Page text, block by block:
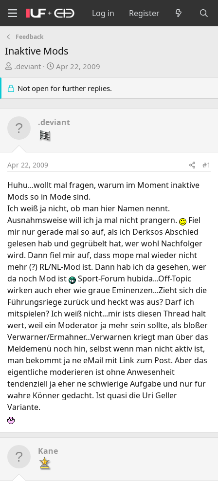
Log in Register
Feedback
Inaktive Mods
T
r
e
a
r
t
e
r
.deviant
S
a
r
d
e
Apr 22, 2009
Not open for further replies.
.deviant
Apr 22, 2009 #1
Huhu...wollt mal fragen, warum im Moment inaktive
Mods so in Mode sind.
Ich weiß ja nicht, ob man hier Namen nennt.
Ausnahmsweise will ich ja mal nicht prangern.
Fiel
mir nur gerade mal so auf, als ich Derksos Abschied
gelesen hab und gegrübelt hat, wer wohl Nachfolger
wird. Dann fiel mir auf, dass mope mal wieder nicht
mehr (?) RL/NL-Mod ist. Dann hab ich da gesehen, wer
da noch Mod ist
Sport-Forum hubida...Off-Topic
wirken auch eher wie graue Eminenzen...Zieht sich die
Führungsriege zurück und heckt was aus? Darf ich
mitspielen? Ich weiß nicht...mir ists diesen Thread halt
wert, weil ein Moderator ja mehr sein sollte, als bloßer
Verwarner/Ermahner...Verwarnen kriegt man über das
Meldemenü noch hin, selbst wenn man nicht aktiv ist,
man bekommt ja ne eMail mit Link zum Post. Aber das
eigentliche moderieren ist ohne Anwesenheit
tendenziell ja eher ne schwierige Aufgabe und nur für
wahre Könner gedacht. Ist quasi die Uri Geller
Variante.
Kane